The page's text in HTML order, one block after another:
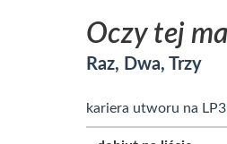
Oczy tej
Raz, Dwa, Trzy
kariera utworu na LP3